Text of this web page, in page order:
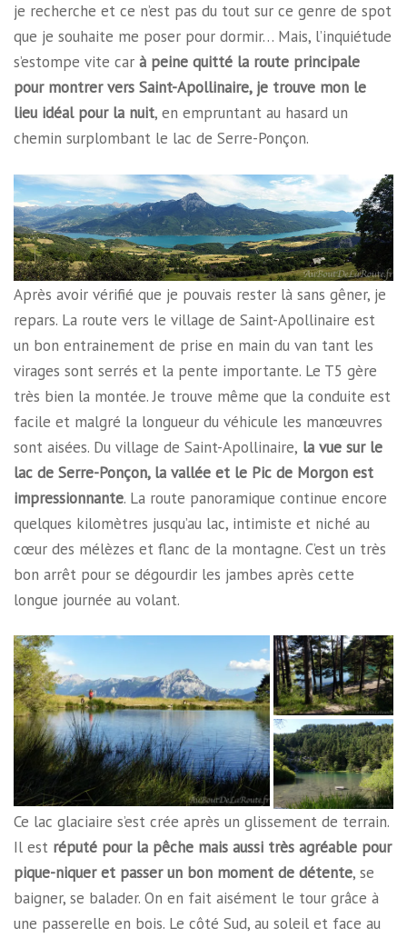
je recherche et ce n’est pas du tout sur ce genre de spot
que je souhaite me poser pour dormir… Mais, l’inquiétude
s’estompe vite car à peine quitté la route principale
pour montrer vers Saint-Apollinaire, je trouve mon le
lieu idéal pour la nuit, en empruntant au hasard un
chemin surplombant le lac de Serre-Ponçon.
Après avoir vérifié que je pouvais rester là sans gêner, je
repars. La route vers le village de Saint-Apollinaire est
un bon entrainement de prise en main du van tant les
virages sont serrés et la pente importante. Le T5 gère
très bien la montée. Je trouve même que la conduite est
facile et malgré la longueur du véhicule les manœuvres
sont aisées. Du village de Saint-Apollinaire, la vue sur le
lac de Serre-Ponçon, la vallée et le Pic de Morgon est
impressionnante. La route panoramique continue encore
quelques kilomètres jusqu’au lac, intimiste et niché au
cœur des mélèzes et flanc de la montagne. C’est un très
bon arrêt pour se dégourdir les jambes après cette
longue journée au volant.
Ce lac glaciaire s’est crée après un glissement de terrain.
Il est réputé pour la pêche mais aussi très agréable pour
pique-niquer et passer un bon moment de détente, se
baigner, se balader. On en fait aisément le tour grâce à
une passerelle en bois. Le côté Sud, au soleil et face au